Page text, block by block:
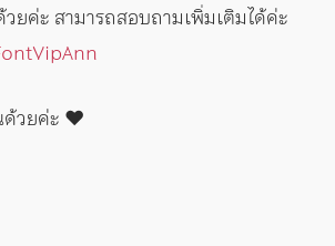
ยค่ะ สามารถสอบถามเพิ่มเติมได้ค่ะ
ด้วยค่ะ ♥️